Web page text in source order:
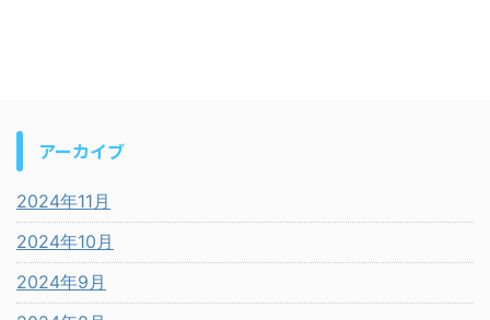
アーカイブ
2024年11月
2024年10月
2024年9月